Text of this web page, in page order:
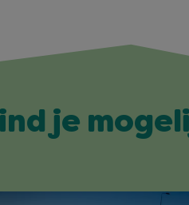
je